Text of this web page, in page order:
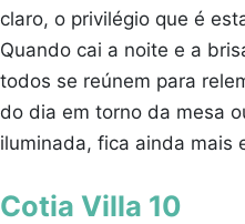
claro, o privilégio que é
Quando cai a noite e a
todos se reúnem para
do dia em torno da mesa
iluminada, fica ainda mais
Cotia Villa 10